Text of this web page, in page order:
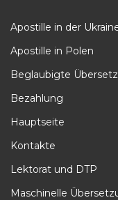
s
n
a
v
i
g
a
t
i
Apostille in der
Apostille in Polen
Beglaubigte
Bezahlung
Hauptseite
Kontakte
Lektorat und DTP
Maschinelle